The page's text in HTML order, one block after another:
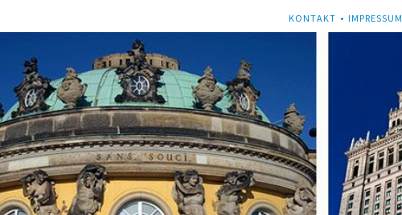
NAVIGATION
ÜBERSPRINGEN
KONTAKT IMPRESSUM